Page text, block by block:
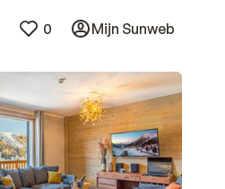
0 Mijn Sunweb